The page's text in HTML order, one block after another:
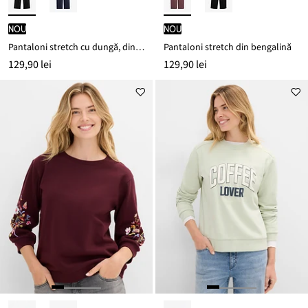
nou
Pantaloni stretch cu dungă, din bengalină
129,90 lei
nou
Pantaloni stretch din bengalină
129,90 lei